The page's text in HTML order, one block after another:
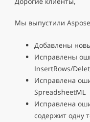
Мы выпустили
Добавлены
Исправлены
InsertRows/
Исправлена
SpreadsheetML
Исправлена
содержит одну